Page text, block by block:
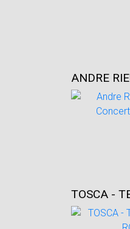
ANDRE
TOSCA -